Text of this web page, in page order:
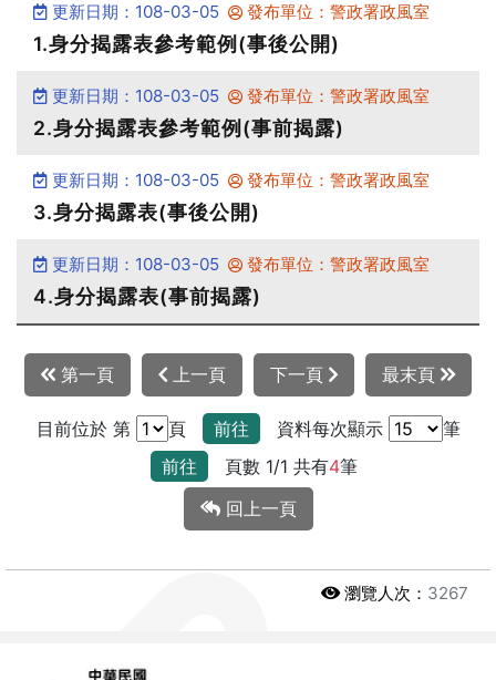
更新日期：108-03-05 發布單位：警政署政風室
1.身分揭露表參考範例(事後公開)
更新日期：108-03-05 發布單位：警政署政風室
2.身分揭露表參考範例(事前揭露)
更新日期：108-03-05 發布單位：警政署政風室
3.身分揭露表(事後公開)
更新日期：108-03-05 發布單位：警政署政風室
4.身分揭露表(事前揭露)
第一頁 上一頁 下一頁 最末頁
目前位於 第 頁 前往 資料每次顯示
筆
前往
頁數 1/1 共有4筆
回上一頁
瀏覽人次： 3267